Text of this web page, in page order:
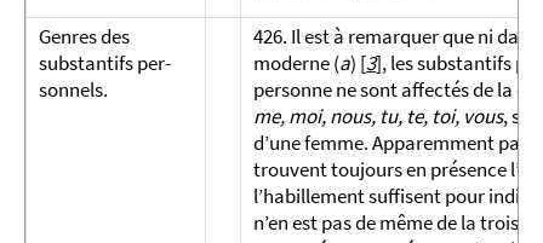
Genres des
substantifs per­
sonnels.
426. Il est à remarquer que ni
moderne (a) [3], les substantifs
personne ne sont affectés de la
me, moi, nous, tu, te, toi, vous,
d’une femme. Apparemment
trouvent toujours en présence
l’habillement suffisent pour
n’en est pas de même de la